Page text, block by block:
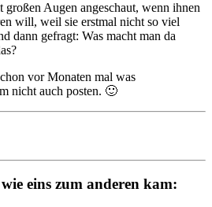
Augen angeschaut, wenn ihnen
will, weil sie erstmal nicht so viel
dann gefragt: Was macht man da
vor Monaten mal was
nicht auch posten. 🙂
ie eins zum anderen kam: